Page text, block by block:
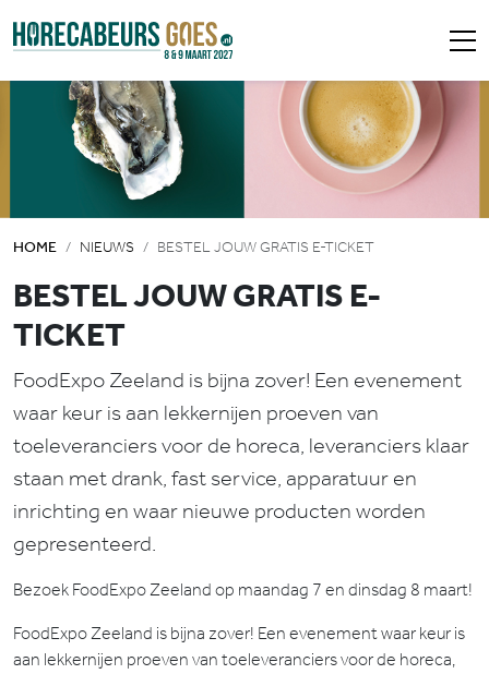
HOME NIEUWS BESTEL JOUW GRATIS E-TICKET
BESTEL JOUW GRATIS E-
TICKET
FoodExpo Zeeland is bijna zover! Een evenement
waar keur is aan lekkernijen proeven van
toeleveranciers voor de horeca, leveranciers klaar
staan met drank, fast service, apparatuur en
inrichting en waar nieuwe producten worden
gepresenteerd.
Bezoek FoodExpo Zeeland op maandag 7 en dinsdag 8 maart!
FoodExpo Zeeland is bijna zover! Een evenement waar keur is
aan lekkernijen proeven van toeleveranciers voor de horeca,